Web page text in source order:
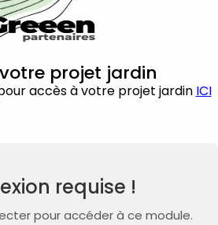
projet jardin
accès à votre projet jardin ICI
requise !
pour accéder à ce module.